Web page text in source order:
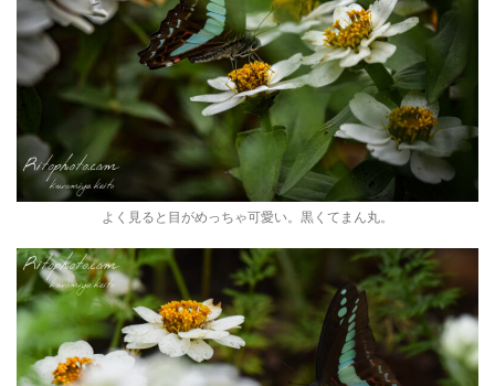
よく見ると目がめっちゃ可愛い。黒くてまん丸。